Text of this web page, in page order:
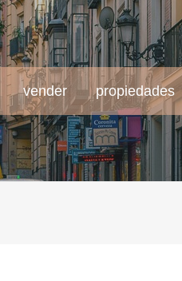
vender propiedades